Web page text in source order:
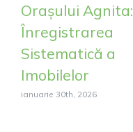
Orașului Agnita:
Înregistrarea
Sistematică a
Imobilelor
ianuarie 30th, 2026